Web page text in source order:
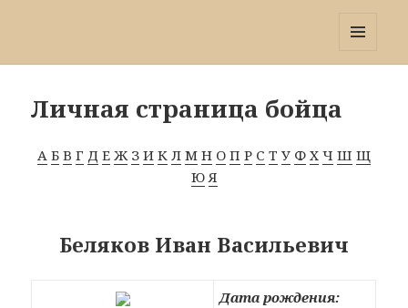
Личная страница бойца
А Б В Г Д Е Ж З И К Л М Н О П Р С Т У Ф Х Ч Ш Щ
Ю Я
Беляков Иван Васильевич
Дата рождения: